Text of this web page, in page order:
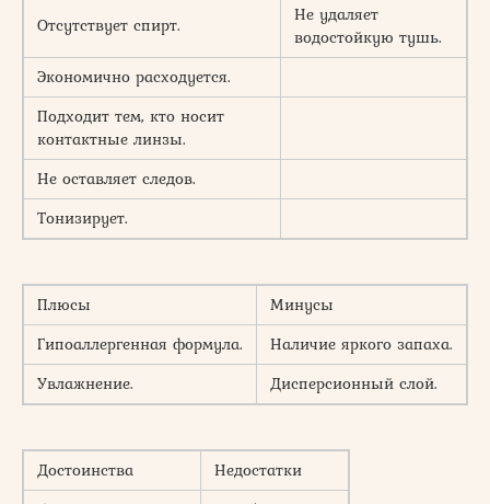
Отсутствует спирт.
Не удаляет
водостойкую тушь.
Экономично расходуется.
Подходит тем, кто носит
контактные линзы.
Не оставляет следов.
Тонизирует.
Плюсы
Минусы
Гипоаллергенная формула.
Наличие яркого запаха.
Увлажнение.
Дисперсионный слой.
Достоинства
Недостатки